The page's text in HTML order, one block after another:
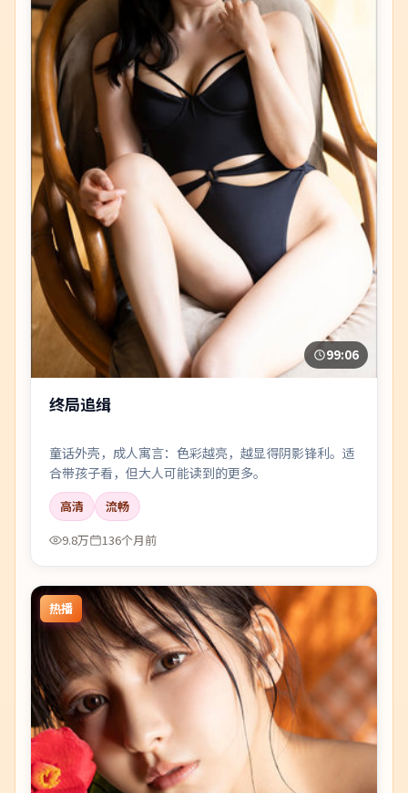
99:06
终局追缉
童话外壳，成人寓言：色彩越亮，越显得阴影锋利。适
合带孩子看，但大人可能读到的更多。
高清
流畅
9.8万
136个月前
热播